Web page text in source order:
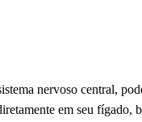
nervoso central,
em seu fígado,